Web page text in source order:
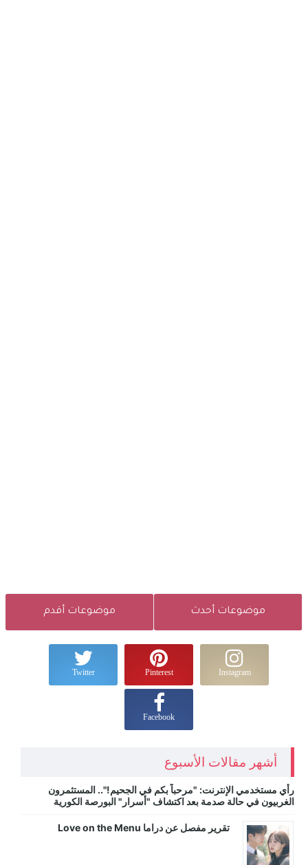
موضوعات أحدث موضوعات أقدم
Instagram
Pinterest
Twitter
Facebook
أشهر مقالات الأسبوع
رأي مستخدمي الإنترنت: "مرحباً بكم في الجحيم!".. المستثمرون
الغربيون في حالة صدمة بعد اكتشاف "أسرار" البورصة الكورية
تقرير مفصل عن دراما Love on the Menu